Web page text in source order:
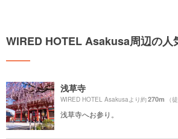
WIRED HOTEL Asakusa周辺の人
浅草寺
WIRED HOTEL Asakusaより約270m （
浅草寺へお参り。